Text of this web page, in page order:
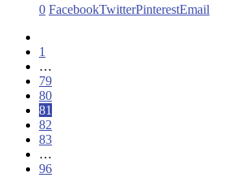
0 FacebookTwitterPinterestEmail
1
…
79
80
81
82
83
…
96